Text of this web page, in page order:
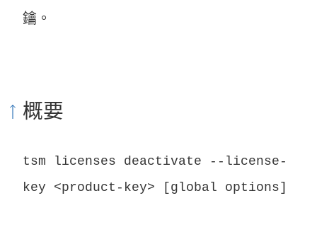
鑰。
概要
tsm licenses deactivate --license-
key <product-key> [global options]